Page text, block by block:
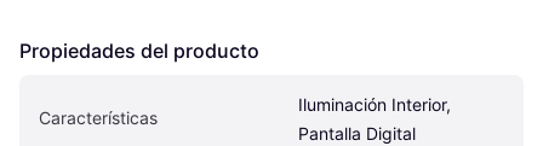
Propiedades del producto
Características
Iluminación Interior,
Pantalla Digital